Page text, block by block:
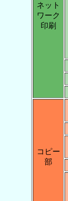
ネット
ワーク
印刷
コピー
部